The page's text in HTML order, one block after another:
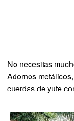
No necesitas
Adornos
cuerdas de yute